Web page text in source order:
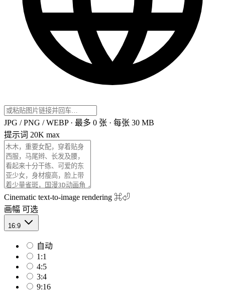
JPG / PNG / WEBP · 最多 0 张 · 每张 30 MB
提示词 20K max
Cinematic text-to-image rendering ⌘⏎
画幅 可选
16:9
自动
1:1
4:5
3:4
9:16